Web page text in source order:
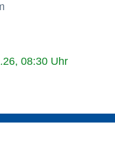
08:30 Uhr